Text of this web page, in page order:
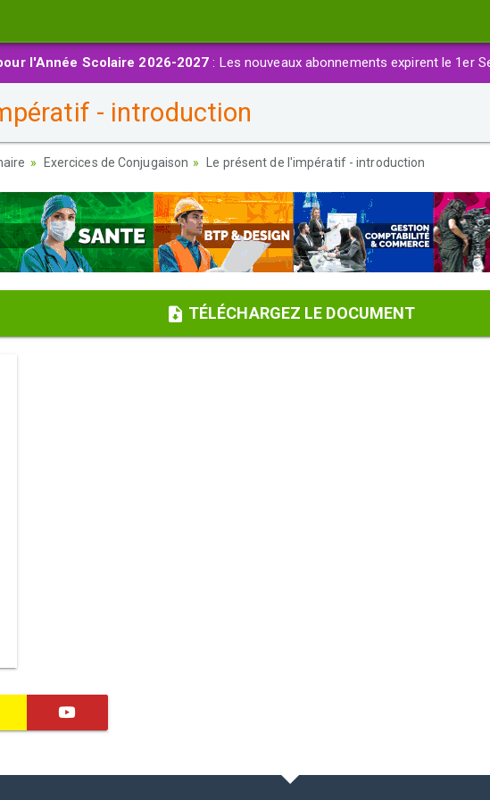
l'Année Scolaire 2026-2027 : Les nouveaux abonnements expirent le 1er
- introduction
Exercices de Conjugaison Le présent de l'impératif - introduction
TÉLÉCHARGEZ LE DOCUMENT